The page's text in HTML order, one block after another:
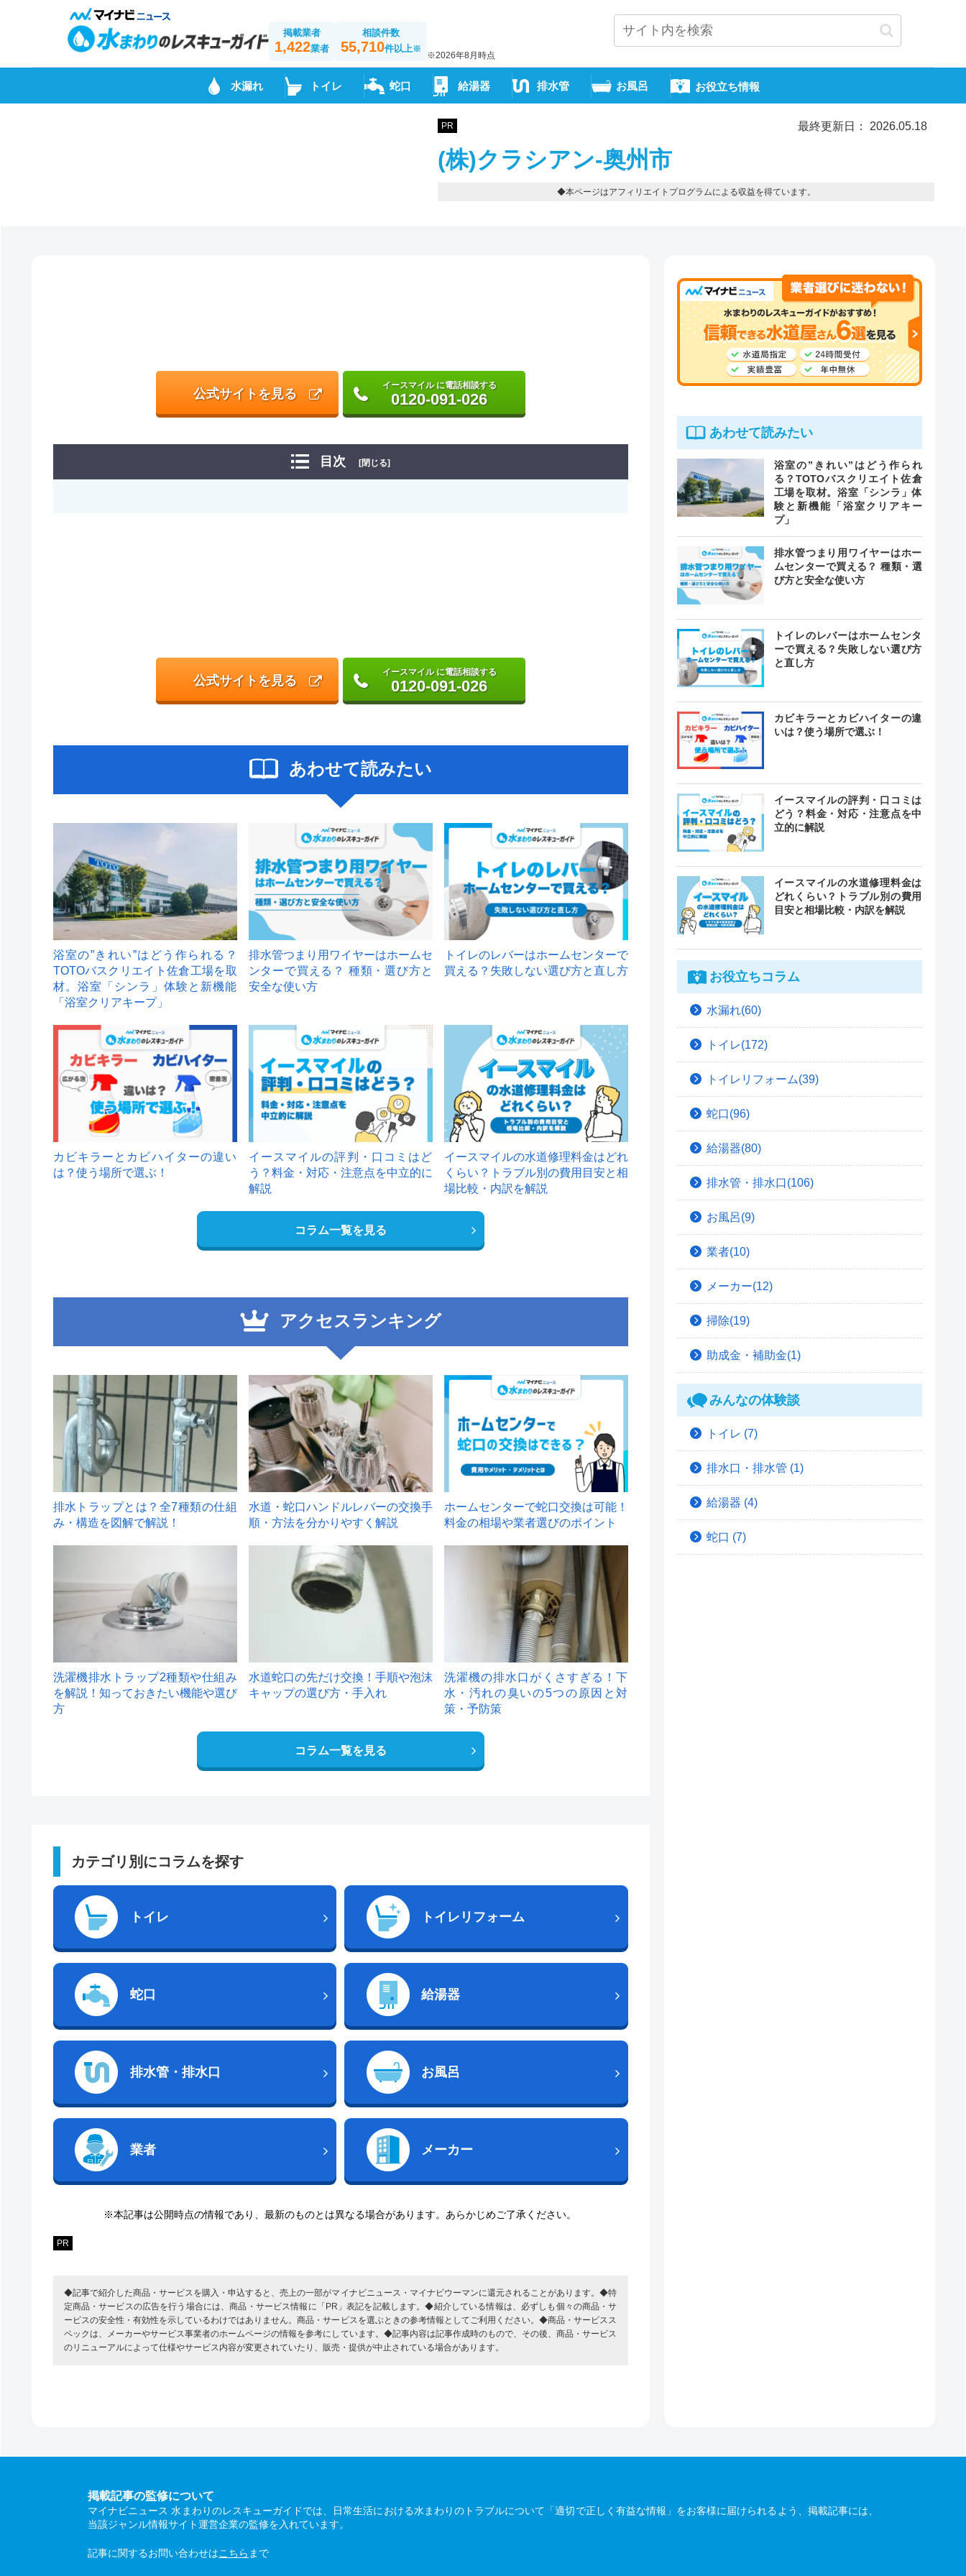
掲載業者
1,422業者
相談件数
55,710件以上※
※2026年8月時点
水漏れ トイレ 蛇口 給湯器 排水管 お風呂 お役立ち情報
PR 最終更新日： 2026.05.18
(株)クラシアン-奥州市
◆本ページはアフィリエイトプログラムによる収益を得ています。
公式サイトを見る
イースマイル に電話相談する
0120-091-026
目次 [閉じる]
公式サイトを見る
イースマイル に電話相談する
0120-091-026
あわせて読みたい
浴室の”きれい”はどう作られる？
TOTOバスクリエイト佐倉工場を取
材。浴室「シンラ」体験と新機能
「浴室クリアキープ」
排水管つまり用ワイヤーはホームセ
ンターで買える？ 種類・選び方と
安全な使い方
トイレのレバーはホームセンターで
買える？失敗しない選び方と直し方
カビキラーとカビハイターの違い
は？使う場所で選ぶ！
イースマイルの評判・口コミはど
う？料金・対応・注意点を中立的に
解説
イースマイルの水道修理料金はどれ
くらい？トラブル別の費用目安と相
場比較・内訳を解説
コラム一覧を見る
アクセスランキング
1
排水トラップとは？全7種類の仕組
み・構造を図解で解説！
2
水道・蛇口ハンドルレバーの交換手
順・方法を分かりやすく解説
ホームセンターで蛇口交換は可能！
料金の相場や業者選びのポイント
洗濯機排水トラップ2種類や仕組み
を解説！知っておきたい機能や選び
方
水道蛇口の先だけ交換！手順や泡沫
キャップの選び方・手入れ
洗濯機の排水口がくさすぎる！下
水・汚れの臭いの5つの原因と対
策・予防策
コラム一覧を見る
カテゴリ別にコラムを探す
トイレ トイレリフォーム
蛇口 給湯器
排水管・排水口 お風呂
業者 メーカー
※本記事は公開時点の情報であり、最新のものとは異なる場合があります。あらかじめご了承ください。
PR
◆記事で紹介した商品・サービスを購入・申込すると、売上の一部がマイナビニュース・マイナビウーマンに還元されることがあります。◆特
定商品・サービスの広告を行う場合には、商品・サービス情報に「PR」表記を記載します。◆紹介している情報は、必ずしも個々の商品・サ
ービスの安全性・有効性を示しているわけではありません。商品・サービスを選ぶときの参考情報としてご利用ください。◆商品・サービスス
ペックは、メーカーやサービス事業者のホームページの情報を参考にしています。◆記事内容は記事作成時のもので、その後、商品・サービス
のリニューアルによって仕様やサービス内容が変更されていたり、販売・提供が中止されている場合があります。
あわせて読みたい
浴室の”きれい”はどう作られ
る？TOTOバスクリエイト佐倉
工場を取材。浴室「シンラ」体
験と新機能「浴室クリアキー
プ」
排水管つまり用ワイヤーはホー
ムセンターで買える？ 種類・選
び方と安全な使い方
トイレのレバーはホームセンタ
ーで買える？失敗しない選び方
と直し方
カビキラーとカビハイターの違
いは？使う場所で選ぶ！
イースマイルの評判・口コミは
どう？料金・対応・注意点を中
立的に解説
イースマイルの水道修理料金は
どれくらい？トラブル別の費用
目安と相場比較・内訳を解説
お役立ちコラム
水漏れ(60)
トイレ(172)
トイレリフォーム(39)
蛇口(96)
給湯器(80)
排水管・排水口(106)
お風呂(9)
業者(10)
メーカー(12)
掃除(19)
助成金・補助金(1)
みんなの体験談
トイレ (7)
排水口・排水管 (1)
給湯器 (4)
蛇口 (7)
掲載記事の監修について
マイナビニュース 水まわりのレスキューガイドでは、日常生活における水まわりのトラブルについて「適切で正しく有益な情報」をお客様に届けられるよう、掲載記事には、
当該ジャンル情報サイト運営企業の監修を入れています。
記事に関するお問い合わせはこちら まで